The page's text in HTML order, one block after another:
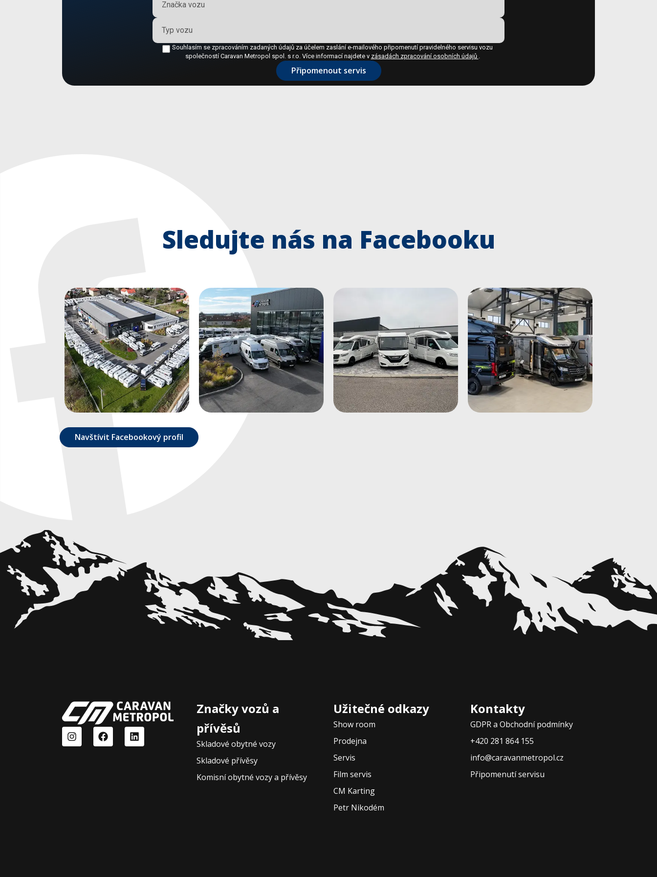
Film servis
Typ vozu
Souhlasím se zpracováním zadaných údajů za účelem zaslání e-mailového připomenutí pravidelného servisu vozu
společností Caravan Metropol spol. s r.o. Více informací najdete v zásadách zpracování osobních údajů .
Sledujte nás na Facebooku
Navštívit Facebookový profil
Značky vozů a
přívěsů
Skladové obytné vozy
Skladové přívěsy
Komisní obytné vozy a přívěsy
Užitečné odkazy
Show room
Prodejna
Servis
Film servis
CM Karting
Petr Nikodém
Kontakty
GDPR a Obchodní podmínky
+420 281 864 155
info@caravanmetropol.cz
Připomenutí servisu